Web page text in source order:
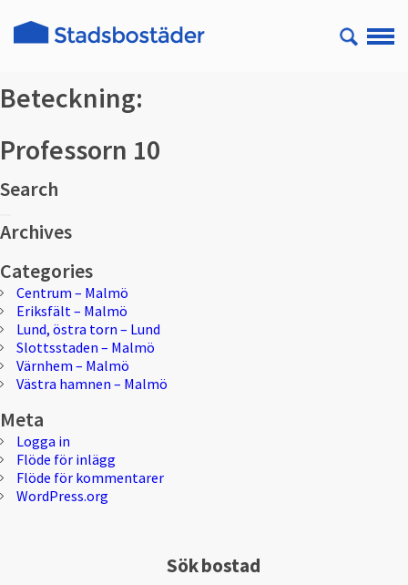
Beteckning:
Professorn 10
Search
efter:
Archives
Categories
Centrum – Malmö
Eriksfält – Malmö
Lund, östra torn – Lund
Slottsstaden – Malmö
Värnhem – Malmö
Västra hamnen – Malmö
Meta
Logga in
Flöde för inlägg
Flöde för kommentarer
WordPress.org
Sök bostad